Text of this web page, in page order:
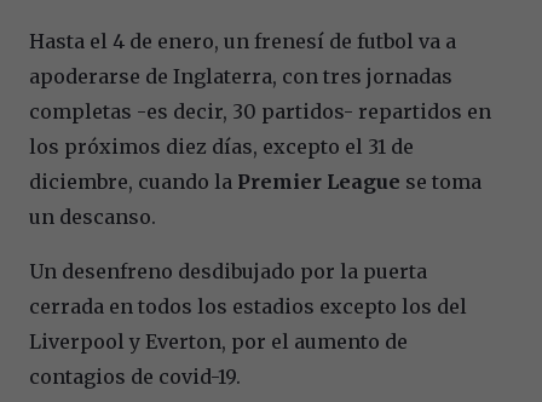
Hasta el 4 de enero, un frenesí de futbol va a
apoderarse de Inglaterra, con tres jornadas
completas -es decir, 30 partidos- repartidos en
los próximos diez días, excepto el 31 de
diciembre, cuando la Premier League se toma
un descanso.
Un desenfreno desdibujado por la puerta
cerrada en todos los estadios excepto los del
Liverpool y Everton, por el aumento de
contagios de covid-19.